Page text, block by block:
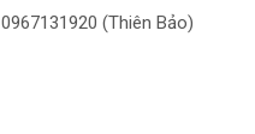
(Thiên Bảo)